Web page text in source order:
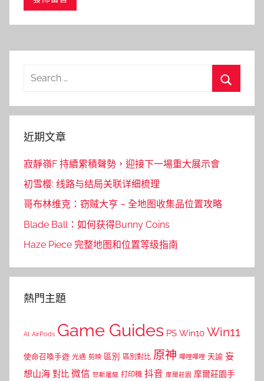
Search
近期文章
寂靜嶺F 持續累積聲勢，迎接下一場重大展示會
初雪樱: 线路与结局关联详细梳理
哥布林维克：窃贼大亨 – 全地图收集品位置攻略
Blade Ball：如何获得Bunny Coins
Haze Piece 完整地图和位置等级指南
熱門主題
AI AirPods Game Guides PS Win10 Win11
使命召喚手遊 光遇 剪映 區別 區別對比 原神 嗶哩嗶哩 天諭 妄
想山海 對比 微信 怒斬屠龍 打印機 抖音 摩爾莊園 摩爾莊園手